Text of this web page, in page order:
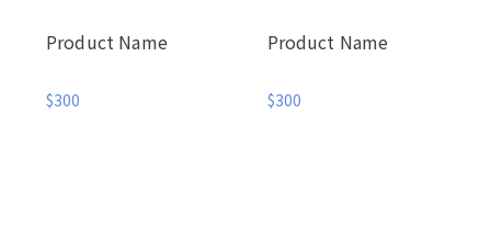
Product Name
$300
Product Name
$300